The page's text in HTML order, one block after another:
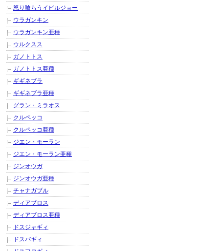
怒り喰らうイビルジョー
ウラガンキン
ウラガンキン亜種
ウルクスス
ガノトトス
ガノトトス亜種
ギギネブラ
ギギネブラ亜種
グラン・ミラオス
クルペッコ
クルペッコ亜種
ジエン・モーラン
ジエン・モーラン亜種
ジンオウガ
ジンオウガ亜種
チャナガブル
ディアブロス
ディアブロス亜種
ドスジャギィ
ドスバギィ